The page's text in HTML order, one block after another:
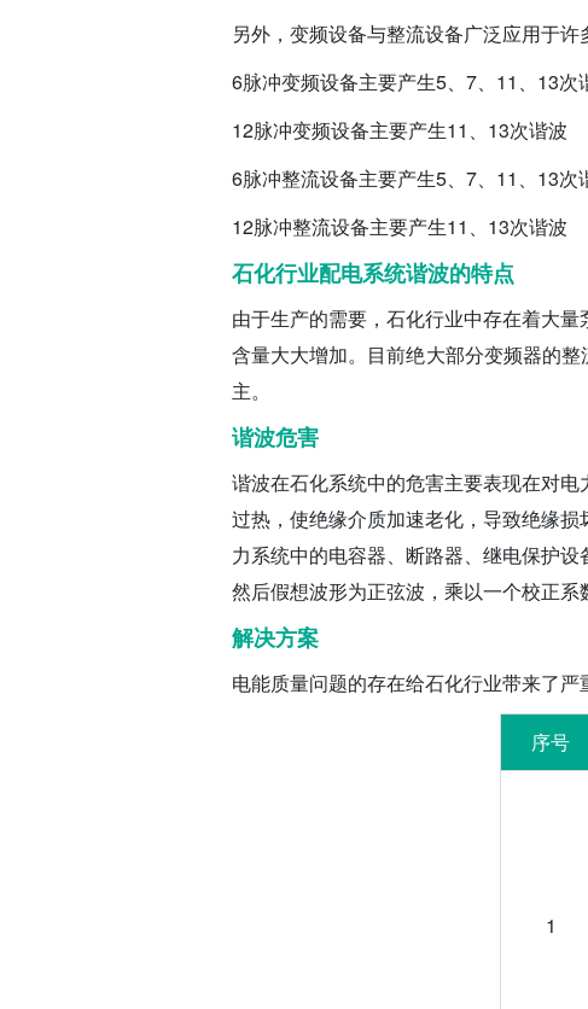
另外，变频设备与整流设备广泛应用于
6脉冲变频设备主要产生5、7、11、13次
12脉冲变频设备主要产生11、13次谐波
6脉冲整流设备主要产生5、7、11、13次
12脉冲整流设备主要产生11、13次谐波
石化行业配电系统谐波的特点
由于生产的需要，石化行业中存在着大
含量大大增加。目前绝大部分变频器的
主。
谐波危害
谐波在石化系统中的危害主要表现在对
过热，使绝缘介质加速老化，导致绝缘
力系统中的电容器、断路器、继电保护
然后假想波形为正弦波，乘以一个校正
解决方案
电能质量问题的存在给石化行业带来了
序号
1